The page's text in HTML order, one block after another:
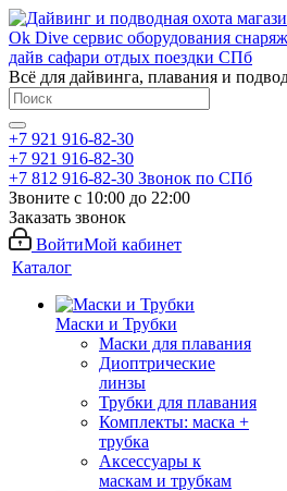
Всё для дайвинга, плавания и
+7 921 916-82-30
+7 921 916-82-30
+7 812 916-82-30 Звонок по СПб
Звоните с 10:00 до 22:00
Заказать звонок
ВойтиМой кабинет
Каталог
Маски и Трубки
Маски для плавания
Диоптрические
линзы
Трубки для плавания
Комплекты: маска +
трубка
Аксессуары к
маскам и трубкам